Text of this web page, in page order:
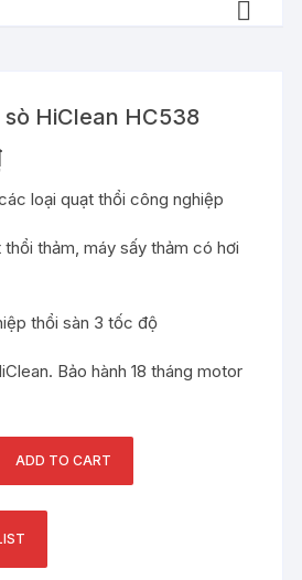
HiClean HC538
loại quạt thổi công nghiệp
thổi thảm, máy sấy thảm có hơi
thổi sàn 3 tốc độ
Bảo hành 18 tháng motor
ADD TO CART